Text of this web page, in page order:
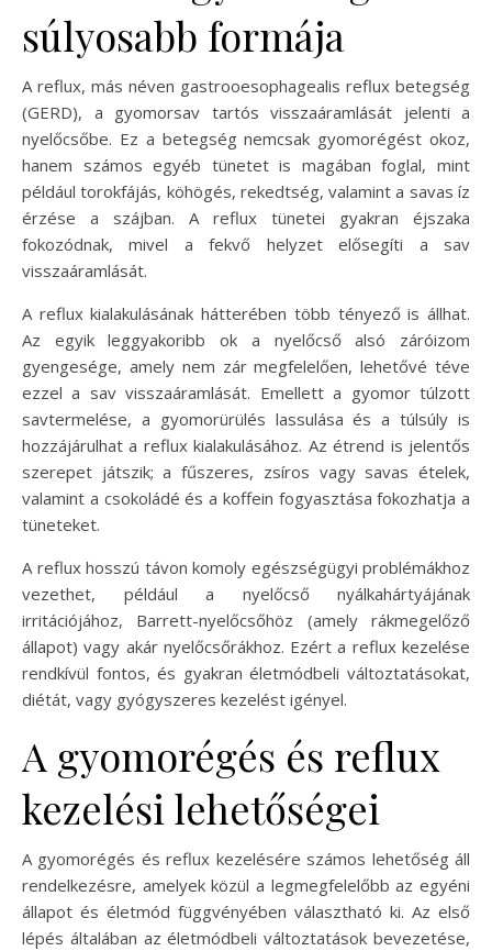
súlyosabb formája
A reflux, más néven gastrooesophagealis reflux betegség
(GERD), a gyomorsav tartós visszaáramlását jelenti a
nyelőcsőbe. Ez a betegség nemcsak gyomorégést okoz,
hanem számos egyéb tünetet is magában foglal, mint
például torokfájás, köhögés, rekedtség, valamint a savas íz
érzése a szájban. A reflux tünetei gyakran éjszaka
fokozódnak, mivel a fekvő helyzet elősegíti a sav
visszaáramlását.
A reflux kialakulásának hátterében több tényező is állhat.
Az egyik leggyakoribb ok a nyelőcső alsó záróizom
gyengesége, amely nem zár megfelelően, lehetővé téve
ezzel a sav visszaáramlását. Emellett a gyomor túlzott
savtermelése, a gyomorürülés lassulása és a túlsúly is
hozzájárulhat a reflux kialakulásához. Az étrend is jelentős
szerepet játszik; a fűszeres, zsíros vagy savas ételek,
valamint a csokoládé és a koffein fogyasztása fokozhatja a
tüneteket.
A reflux hosszú távon komoly egészségügyi problémákhoz
vezethet, például a nyelőcső nyálkahártyájának
irritációjához, Barrett-nyelőcsőhöz (amely rákmegelőző
állapot) vagy akár nyelőcsőrákhoz. Ezért a reflux kezelése
rendkívül fontos, és gyakran életmódbeli változtatásokat,
diétát, vagy gyógyszeres kezelést igényel.
A gyomorégés és reflux
kezelési lehetőségei
A gyomorégés és reflux kezelésére számos lehetőség áll
rendelkezésre, amelyek közül a legmegfelelőbb az egyéni
állapot és életmód függvényében választható ki. Az első
lépés általában az életmódbeli változtatások bevezetése,